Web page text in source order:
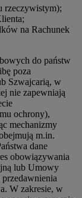
rzeczywistym);
na Rachunek
do państw
poza
Szwajcarią, w
nie zapewniają
ochrony),
mechanizmy
m.in.
dane
obowiązywania
lub Umowy
W zakresie, w